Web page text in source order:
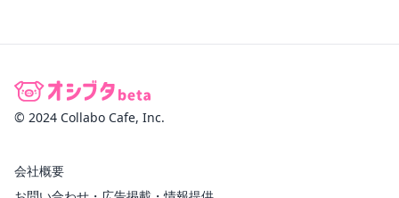
© 2024 Collabo Cafe, Inc.
会社概要